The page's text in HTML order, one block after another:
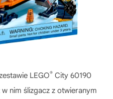
LEGO® City 60190
nim ślizgacz z otwieranym